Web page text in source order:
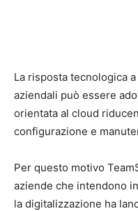
La risposta tecnologica
aziendali può essere
orientata al cloud
configurazione e
Per questo motivo
aziende che intendono
la digitalizzazione ha